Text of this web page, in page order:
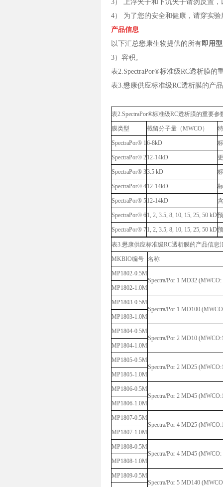
3） 上浮夹子和下沉夹子请勿反置
4） 为了您的安全和健康，请穿实
产品信息
以下汇总懋康生物提供的所有即用
3）容积。
表2.SpectraPor®标准级RC透析膜的
表3.懋康供应标准级RC透析膜的产
表2.SpectraPor®标准级RC透析膜的重要参
膜类型 截留分子量（MWCO）
SpectraPor® 16-8kD
SpectraPor® 212-14kD
SpectraPor® 33.5 kD
SpectraPor® 412-14kD
SpectraPor® 512-14kD
SpectraPor® 61, 2, 3.5, 8, 10, 15, 25, 50 kD
SpectraPor® 71, 2, 3.5, 8, 10, 15, 25, 50 kD
表3.懋康供应标准级RC透析膜的产品信息
MKBIO编号 名称
MP1802-0.5M
Spectra/Por 1 MD32 (MWCO:
MP1802-1.0M
MP1803-0.5M
Spectra/Por 1 MD100
MP1803-1.0M
MP1804-0.5M
Spectra/Por 2 MD10
MP1804-1.0M
MP1805-0.5M
Spectra/Por 2 MD25
MP1805-1.0M
MP1806-0.5M
Spectra/Por 2 MD45
MP1806-1.0M
MP1807-0.5M
Spectra/Por 4 MD25
MP1807-1.0M
MP1808-0.5M
Spectra/Por 4 MD45 (MWCO:
MP1808-1.0M
MP1809-0.5M
Spectra/Por 5 MD140